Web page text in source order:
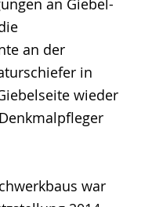
an Giebel-
an der
in
wieder
war